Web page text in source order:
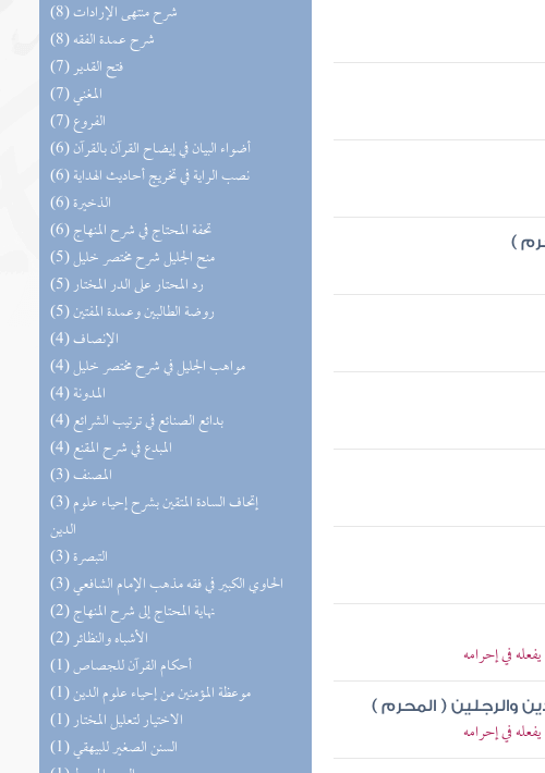
(8) شرح منتهى الإرادات
(8) شرح عمدة الفقه
(7) فتح القدير
(7) المغني
(7) الفروع
(6) أضواء البيان في إيضاح القرآن بالقرآن
(6) نصب الراية في تخريج أحاديث الهداية
(6) الذخيرة
(6) تحفة المحتاج في شرح المنهاج
(5) منح الجليل شرح مختصر خليل
(5) رد المحتار على الدر المختار
(5) روضة الطالبين وعمدة المفتين
(4) الإنصاف
(4) مواهب الجليل في شرح مختصر خليل
(4) المدونة
(4) بدائع الصنائع في ترتيب الشرائع
(4) المبدع في شرح المقنع
(3) المصنف
(3) إتحاف السادة المتقين بشرح إحياء علوم
الدين
(3) التبصرة
(3) الحاوي الكبير في فقه مذهب الإمام الشافعي
(2) نهاية المحتاج إلى شرح المنهاج
(2) الأشباه والنظائر
(1) أحكام القرآن للجصاص
(1) موعظة المؤمنين من إحياء علوم الدين
(1) الاختيار لتعليل المختار
(1) السنن الصغير للبيهقي
)
في إحرامه
والرجلين ( المحرم )
في إحرامه